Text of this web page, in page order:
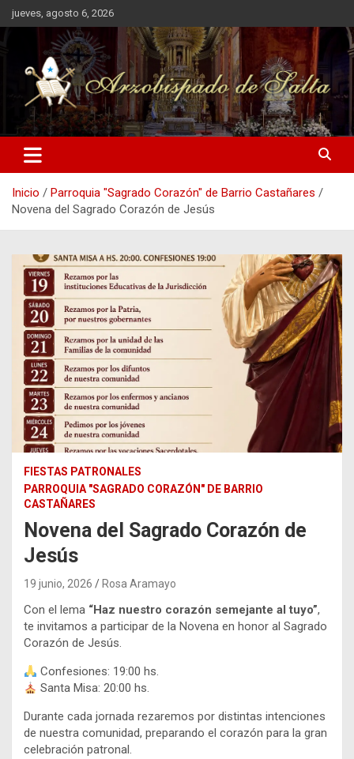
Saltar
al
contenido
jueves, agosto 6, 2026
Inicio
Parroquia "Sagrado Corazón" de Barrio Castañares
Novena del Sagrado Corazón de Jesús
FIESTAS PATRONALES
PARROQUIA "SAGRADO CORAZÓN" DE BARRIO
CASTAÑARES
Novena del Sagrado Corazón de
Jesús
19 junio, 2026 Rosa Aramayo
Con el lema “Haz nuestro corazón semejante al tuyo”,
te invitamos a participar de la Novena en honor al Sagrado
Corazón de Jesús.
Confesiones: 19:00 hs.
Santa Misa: 20:00 hs.
Durante cada jornada rezaremos por distintas intenciones
de nuestra comunidad, preparando el corazón para la gran
celebración patronal.